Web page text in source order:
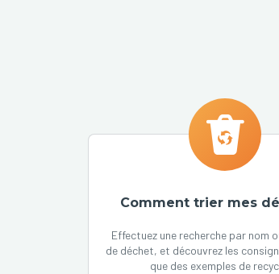
Comment trier mes
Effectuez une recherche par nom
de déchet, et découvrez les
que des exemples de